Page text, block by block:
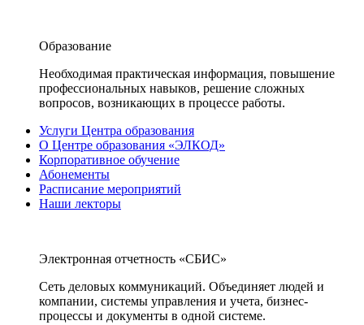
Образование
Необходимая практическая информация, повышение
профессиональных навыков, решение сложных
вопросов, возникающих в процессе работы.
Услуги Центра образования
О Центре образования «ЭЛКОД»
Корпоративное обучение
Абонементы
Расписание мероприятий
Наши лекторы
Электронная отчетность «СБИС»
Сеть деловых коммуникаций. Объединяет людей и
компании, системы управления и учета, бизнес-
процессы и документы в одной системе.